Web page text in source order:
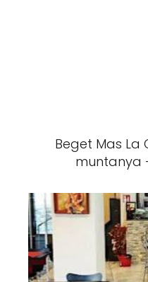
Beget Mas
muntanya